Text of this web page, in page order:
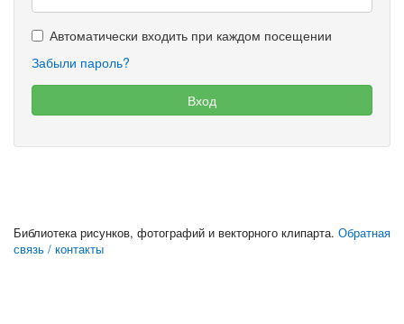
Автоматически входить при каждом посещении
Забыли пароль?
Библиотека рисунков, фотографий и векторного клипарта. Обратная
связь / контакты